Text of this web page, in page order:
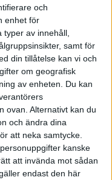
och
enhet för
av innehåll,
samt för
din tillåtelse kan vi och
om geografisk
av enheten. Du kan
ovan. Alternativt kan du
och ändra dina
att neka samtycke.
kanske
att invända mot sådan
endast den här
påen skulptur
välkänd gest.
mindre företag,
eller
och flera har
göra för att